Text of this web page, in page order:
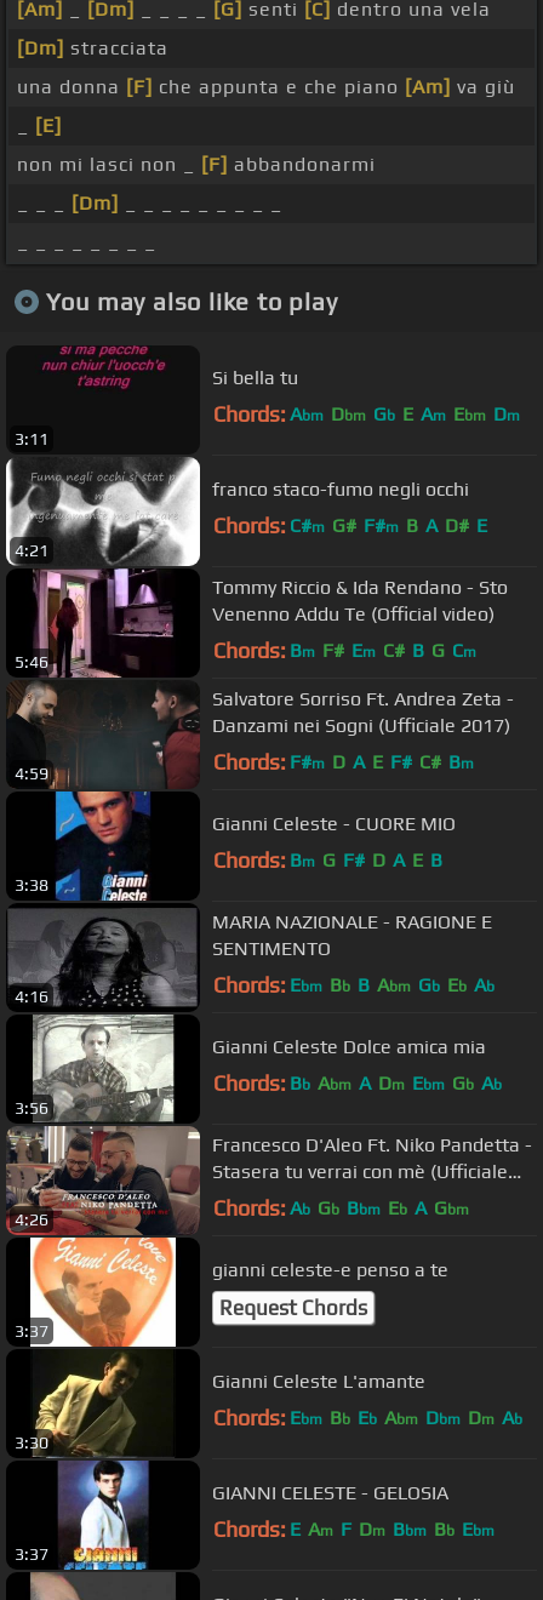
[Am] [Dm] [G] senti [C] dentro una vela
[Dm] stracciata
una donna [F] che appunta e che piano [Am] va giù
[E]
non mi lasci non _
[F] abbandonarmi
[Dm]
You may also like to play
3:11
Si bella tu
Chords: Abm Dbm Gb E Am Ebm Dm
4:21
franco staco-fumo negli occhi
Chords: C#m G# F#m B A D# E
5:46
Tommy Riccio & Ida Rendano - Sto
Venenno Addu Te (Official video)
Chords: Bm F# Em C# B G Cm
4:59
Salvatore Sorriso Ft. Andrea Zeta -
Danzami nei Sogni (Ufficiale 2017)
Chords: F#m D A E F# C# Bm
3:38
Gianni Celeste - CUORE MIO
Chords: Bm G F# D A E B
4:16
MARIA NAZIONALE - RAGIONE E
SENTIMENTO
Chords: Ebm Bb B Abm Gb Eb Ab
3:56
Gianni Celeste Dolce amica mia
Chords: Bb Abm A Dm Ebm Gb Ab
4:26
Francesco D'Aleo Ft. Niko Pandetta -
Stasera tu verrai con mè (Ufficiale
2017)
Chords: Ab Gb Bbm Eb A Gbm
3:37
gianni celeste-e penso a te
Request Chords
3:30
Gianni Celeste L'amante
Chords: Ebm Bb Eb Abm Dbm Dm Ab
3:37
GIANNI CELESTE - GELOSIA
Chords: E Am F Dm Bbm Bb Ebm